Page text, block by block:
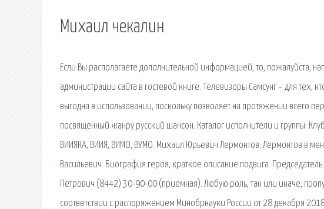
Михаил чекалин
Если Вы располагаете дополнительной информацией, то, пожалуйста,
администрации сайта в гостевой книге. Телевизоры Самсунг – для тех,
выгодна в использовании, поскольку позволяет на протяжении всего
посвященный жанру русский шансон. Каталог исполнители и группы.
ВИИЯКА, ВИИЯ, ВИМО, ВУМО. Михаил Юрьевич Лермонтов; Лермонтов в
Васильевич. Биография героя, краткое описание подвига.
Петрович (8442) 30-90-00 (приемная). Любую роль, так или иначе,
соответствии с распоряжением Минобрнауки России от 28 декабря